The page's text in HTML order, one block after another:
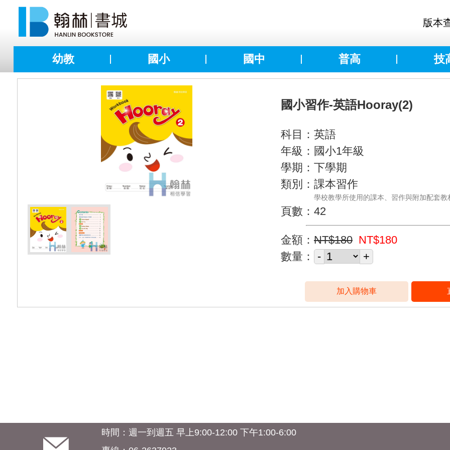
版本
幼教 國小 國中 普高 技
國小習作-英語Hooray(2)
科目：英語
年級：國小1年級
學期：下學期
類別：課本習作
學校教學所使用的課本、習作與附加配套教
頁數：42
金額： NT$180 NT$180
數量：
時間：週一到週五 早上9:00-12:00 下午1:00-6:00